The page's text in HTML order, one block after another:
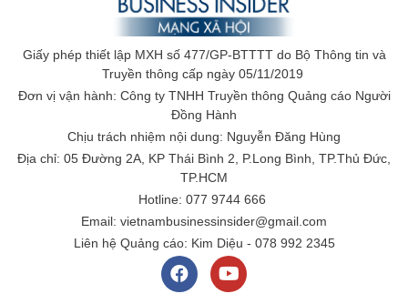
Giấy phép thiết lập MXH số 477/GP-BTTTT do Bộ Thông tin và
Truyền thông cấp ngày 05/11/2019
Đơn vị vận hành: Công ty TNHH Truyền thông Quảng cáo Người
Đồng Hành
Chịu trách nhiệm nội dung: Nguyễn Đăng Hùng
Địa chỉ: 05 Đường 2A, KP Thái Bình 2, P.Long Bình, TP.Thủ Đức,
TP.HCM
Hotline: 077 9744 666
Email: vietnambusinessinsider@gmail.com
Liên hệ Quảng cáo: Kim Diệu - 078 992 2345